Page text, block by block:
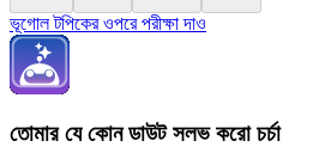
ভূগোল টপিকের ওপরে পরীক্ষা দাও
তোমার যে কোন ডাউট সলভ করো চর্চা